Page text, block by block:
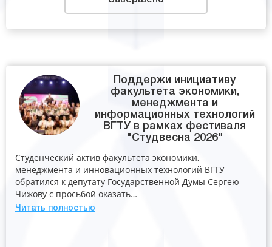
Поддержи инициативу
факультета экономики,
менеджмента и
информационных технологий
ВГТУ в рамках фестиваля
"Студвесна 2026"
Студенческий актив факультета экономики,
менеджмента и инновационных технологий ВГТУ
обратился к депутату Государственной Думы Сергею
Чижову с просьбой оказать…
Читать полностью